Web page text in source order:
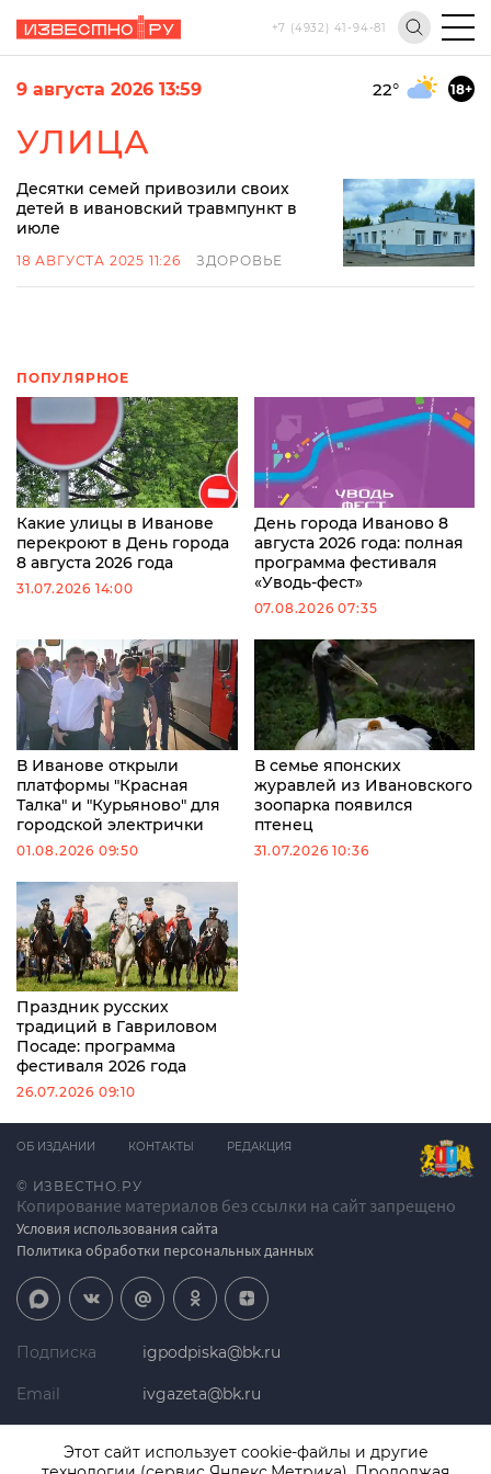
+7 (4932) 41-94-81
9 августа 2026 13:59 22° 18+
УЛИЦА
Десятки семей привозили своих
детей в ивановский травмпункт в
июле
18 АВГУСТА 2025 11:26 ЗДОРОВЬЕ
ПОПУЛЯРНОЕ
Какие улицы в Иванове
перекроют в День города
8 августа 2026 года
31.07.2026 14:00
День города Иваново 8
августа 2026 года: полная
программа фестиваля
«Уводь-фест»
07.08.2026 07:35
В Иванове открыли
платформы "Красная
Талка" и "Курьяново" для
городской электрички
01.08.2026 09:50
В семье японских
журавлей из Ивановского
зоопарка появился
птенец
31.07.2026 10:36
Праздник русских
традиций в Гавриловом
Посаде: программа
фестиваля 2026 года
26.07.2026 09:10
© ИЗВЕСТНО.РУ
Копирование материалов без ссылки на сайт запрещено
Условия использования сайта
Политика обработки персональных данных
ОБ ИЗДАНИИ КОНТАКТЫ РЕДАКЦИЯ
Подписка igpodpiska@bk.ru
Email ivgazeta@bk.ru
Этот сайт использует cookie-файлы и другие